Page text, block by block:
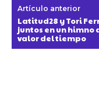
Artículo anterior
Latitud28 y Tori
juntos en un himno
valor del tiempo